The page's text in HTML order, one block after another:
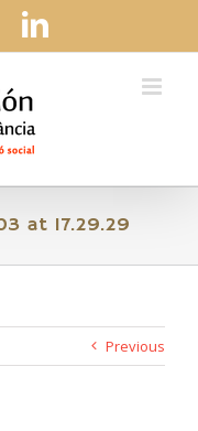
linkedin
at 17.29.29
Previous